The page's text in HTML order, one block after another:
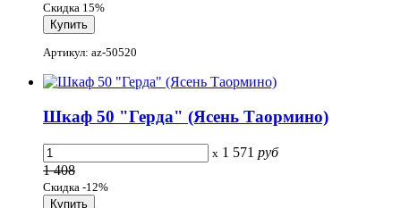
Скидка 15%
Артикул: az-50520
Шкаф 50 "Герда" (Ясень Таормино)
x 1 571 руб
1 408
Скидка -12%